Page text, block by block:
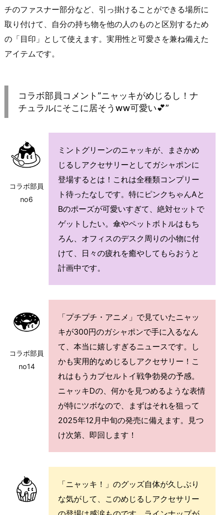
チのファスナー部分など、引っ掛けることができる場所に
取り付けて、自分の持ち物を他の人のものと区別するため
の「目印」として使えます。実用性と可愛さを兼ね備えた
アイテムです。
コラボ部員コメント”ニャッキがめじるし！ナ
チュラルにそこに居そうww可愛い💕”
コラボ部員
no6
ミントグリーンのニャッキが、まさかめ
じるしアクセサリーとしてガシャポンに
登場するとは！これは全種類コンプリー
ト待ったなしです。特にピンクちゃんAと
Bのポーズが可愛いすぎて、絶対セットで
ゲットしたい。傘やペットボトルはもち
ろん、オフィスのデスク周りの小物に付
けて、日々の疲れを癒やしてもらおうと
計画中です。
コラボ部員
no14
「プチプチ・アニメ」で見ていたニャッ
キが300円のガシャポンで手に入るなん
て、本当に嬉しすぎるニュースです。し
かも実用的なめじるしアクセサリー！こ
れはもうカプセルトイ戦争勃発の予感。
ニャッキDの、何かを見つめるような表情
が特にツボなので、まずはそれを狙って
2025年12月中旬の発売に備えます。見つ
け次第、即回します！
「ニャッキ！」のグッズ自体が久しぶり
な気がして、このめじるしアクセサリー